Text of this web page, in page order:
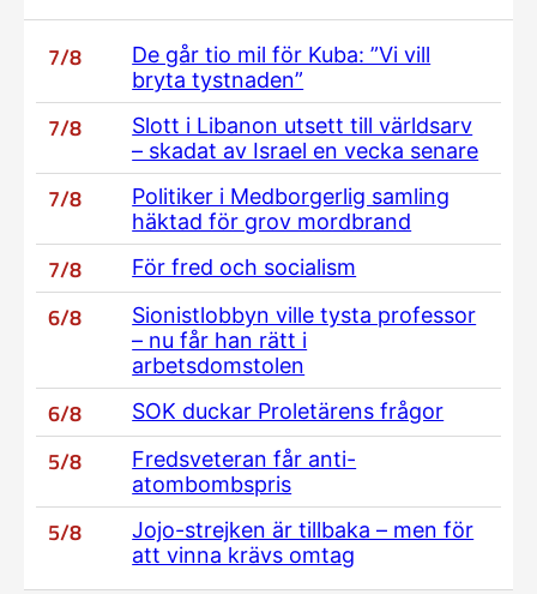
7/8
De går tio mil för Kuba: ”Vi vill
bryta tystnaden”
7/8
Slott i Libanon utsett till världsarv
– skadat av Israel en vecka senare
7/8
Politiker i Medborgerlig samling
häktad för grov mordbrand
7/8 För fred och socialism
6/8
Sionistlobbyn ville tysta professor
– nu får han rätt i
arbetsdomstolen
6/8 SOK duckar Proletärens frågor
5/8
Fredsveteran får anti-
atombombspris
5/8
Jojo-strejken är tillbaka – men för
att vinna krävs omtag